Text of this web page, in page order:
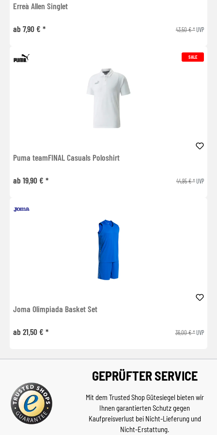
Erreà Allen Singlet
ab 7,90 € * 43,50 € *UVP
SALE
Puma teamFINAL Casuals Poloshirt
ab 19,90 € * 44,95 € *UVP
Joma Olimpiada Basket Set
ab 21,50 € * 36,00 € *UVP
GEPRÜFTER SERVICE
Mit dem Trusted Shop Gütesiegel bieten wir
Ihnen garantierten Schutz gegen
Kaufpreisverlust bei Nicht-Lieferung und
Nicht-Erstattung.